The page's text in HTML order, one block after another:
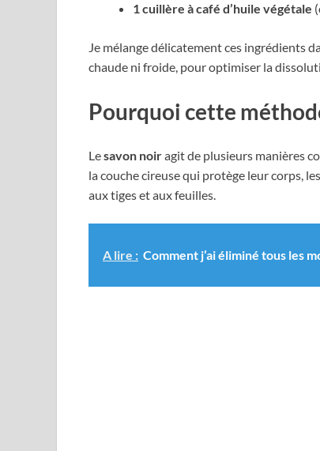
1 cuillère à café d’huile végétale
Je mélange délicatement ces ingrédients
chaude ni froide, pour optimiser la
Pourquoi cette
Lesavon noiragit de plusieurs manières
la couche cireuse qui protège leur corps,
aux tiges et aux feuilles.
A lire : Comment j’ai éliminé tous les